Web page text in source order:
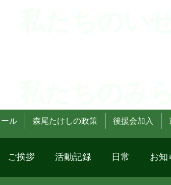
ル 森尾たけしの政策 後援会加入
ご挨拶 活動記録 日常 お知